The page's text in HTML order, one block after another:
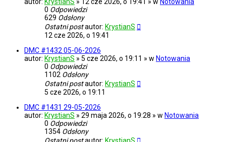
autor: KrystianS » 12 cze 2026, o 19:41 » w Notowania
0 Odpowiedzi
629 Odsłony
Ostatni postautor: KrystianS
12 cze 2026, o 19:41
DMC #1432 05-06-2026
autor: KrystianS » 5 cze 2026, o 19:11 » w Notowania
0 Odpowiedzi
1102 Odsłony
Ostatni postautor: KrystianS
5 cze 2026, o 19:11
DMC #1431 29-05-2026
autor: KrystianS » 29 maja 2026, o 19:28 » w Notowania
0 Odpowiedzi
1354 Odsłony